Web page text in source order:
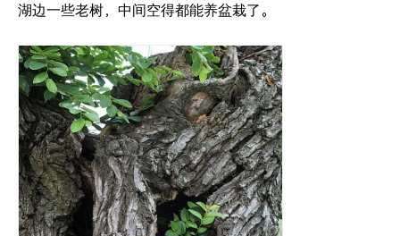
湖边一些老树，中间空得都能养盆栽了。